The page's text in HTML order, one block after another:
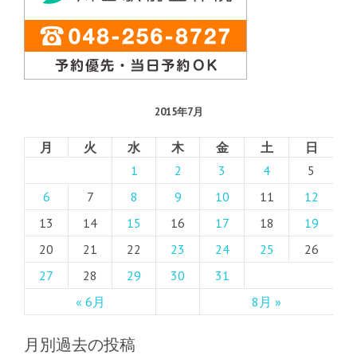
2015年7月
月 火 水 木 金 土 日
« 6月 8月 »
1 2 3 4
5
6
7 8 9 10 11
12
13
14 15 16 17 18
19
20
21 22 23 24 25
26
27
28 29 30 31
月別過去の投稿